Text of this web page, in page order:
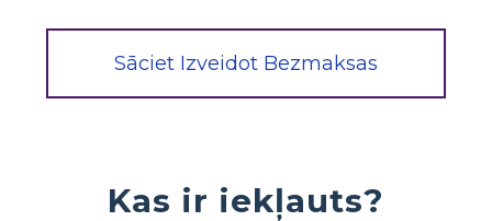
Sāciet Izveidot Bezmaksas
Kas ir iekļauts?